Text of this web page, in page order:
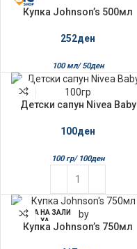
Купка Johnson’s 500мл
252ден
100 мл/ 50ден
Детски сапун Nivea Baby
100ден
100 гр/ 100ден
НЕМА НА ЗАЛИ
ХА
Купка Johnson’s 750мл